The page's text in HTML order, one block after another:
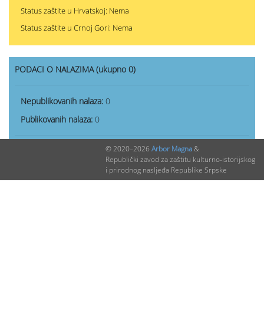
Status zaštite u Hrvatskoj: Nema
Status zaštite u Crnoj Gori: Nema
PODACI O NALAZIMA (ukupno 0)
Nepublikovanih nalaza: 0
Publikovanih nalaza: 0
© 2020–2026 Arbor Magna&
Republički zavod za zaštitu kulturno-istorijskog
i prirodnog nasljeđa Republike Srpske